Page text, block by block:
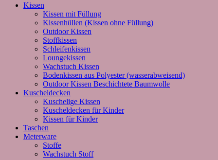
Kissen
Kissen mit Füllung
Kissenhüllen (Kissen ohne Füllung)
Outdoor Kissen
Stoffkissen
Schleifenkissen
Loungekissen
Wachstuch Kissen
Bodenkissen aus Polyester (wasserabweisend)
Outdoor Kissen Beschichtete Baumwolle
Kuscheldecken
Kuschelige Kissen
Kuscheldecken für Kinder
Kissen für Kinder
Taschen
Meterware
Stoffe
Wachstuch Stoff